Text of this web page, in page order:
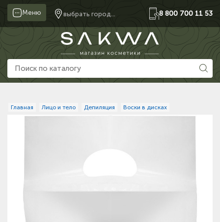
Меню выбрать город... 8 800 700 11 53
Главная Лицо и тело Депиляция Воски в дисках